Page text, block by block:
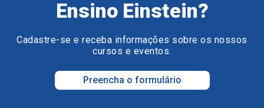
Ensino Einstein?
Cadastre-se e receba informações sobre os nossos
cursos e eventos.
Preencha o formulário